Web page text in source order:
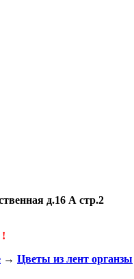
д.16 А стр.2
!
→ Цветы из лент органзы